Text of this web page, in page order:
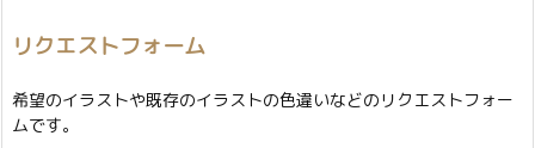
リクエストフォーム
希望のイラストや既存のイラストの色違いなどのリクエストフォー
ムです。